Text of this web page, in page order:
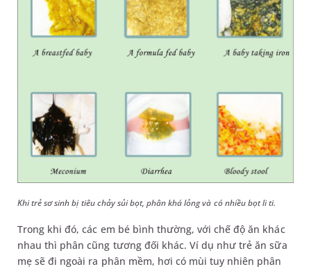
Khi trẻ sơ sinh bị tiêu chảy sủi bọt, phân khá lỏng và có nhiều bọt li ti.
Trong khi đó, các em bé bình thường, với chế độ ăn khác
nhau thì phân cũng tương đối khác. Ví dụ như trẻ ăn sữa
mẹ sẽ đi ngoài ra phân mềm, hơi có mùi tuy nhiên phân